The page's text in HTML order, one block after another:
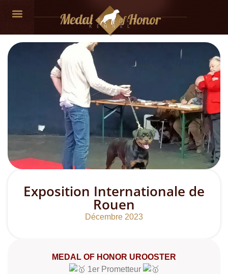
ROTTWEILER
KENNEL
Exposition Internationale de
Rouen
Décembre 2023
MEDAL OF HONOR UROOSTER
1er Prometteur